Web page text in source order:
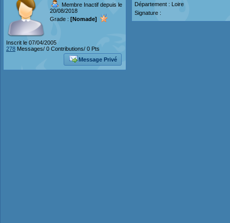
Membre Inactif depuis le
20/08/2018
Grade : [Nomade]
Inscrit le 07/04/2005
278 Messages/ 0 Contributions/ 0 Pts
Message Privé
Département : Loire
Signature :